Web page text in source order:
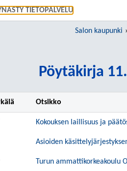
TIETOPALVELU
Salon kaupunki
Pöytäkirja
Otsikko
Kokouksen laillisuus ja
Asioiden
Turun ammattikorkeakoulu